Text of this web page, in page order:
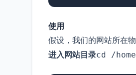
使用
假设，我们的网站所在
进入网站目录cd /